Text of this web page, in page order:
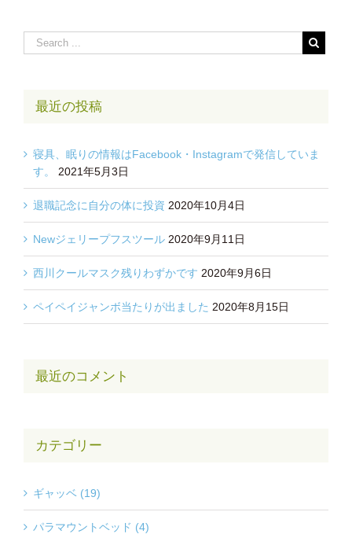
最近の投稿
寝具、眠りの情報はFacebook・Instagramで発信していま
す。
2021年5月3日
退職記念に自分の体に投資 2020年10月4日
Newジェリープフスツール 2020年9月11日
西川クールマスク残りわずかです 2020年9月6日
ペイペイジャンボ当たりが出ました 2020年8月15日
最近のコメント
カテゴリー
ギャッベ (19)
パラマウントベッド (4)